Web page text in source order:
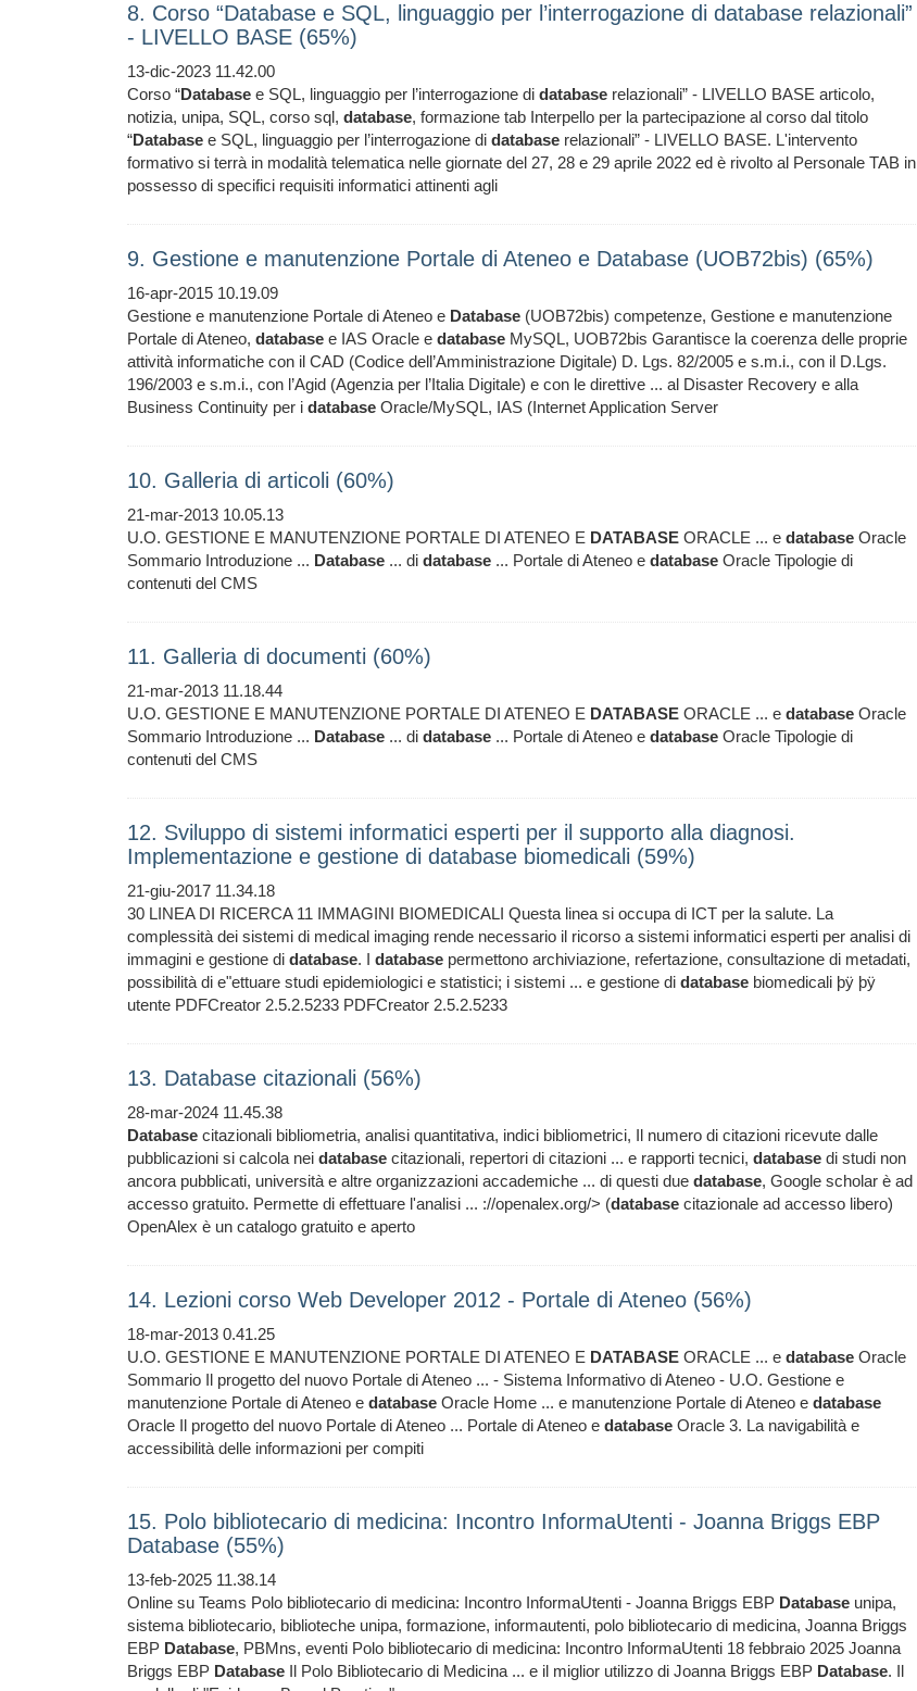
8. Corso “Database e SQL, linguaggio per l’interrogazione di database relazionali”
- LIVELLO BASE (65%)
13-dic-2023 11.42.00
Corso “Database e SQL, linguaggio per l’interrogazione di database relazionali” - LIVELLO BASE articolo,
notizia, unipa, SQL, corso sql, database, formazione tab Interpello per la partecipazione al corso dal titolo
“Database e SQL, linguaggio per l’interrogazione di database relazionali” - LIVELLO BASE. L'intervento
formativo si terrà in modalità telematica nelle giornate del 27, 28 e 29 aprile 2022 ed è rivolto al Personale TAB in
possesso di specifici requisiti informatici attinenti agli
9. Gestione e manutenzione Portale di Ateneo e Database (UOB72bis) (65%)
16-apr-2015 10.19.09
Gestione e manutenzione Portale di Ateneo e Database (UOB72bis) competenze, Gestione e manutenzione
Portale di Ateneo, database e IAS Oracle e database MySQL, UOB72bis Garantisce la coerenza delle proprie
attività informatiche con il CAD (Codice dell’Amministrazione Digitale) D. Lgs. 82/2005 e s.m.i., con il D.Lgs.
196/2003 e s.m.i., con l’Agid (Agenzia per l’Italia Digitale) e con le direttive ... al Disaster Recovery e alla
Business Continuity per i database Oracle/MySQL, IAS (Internet Application Server
10. Galleria di articoli (60%)
21-mar-2013 10.05.13
U.O. GESTIONE E MANUTENZIONE PORTALE DI ATENEO E DATABASE ORACLE ... e database Oracle
Sommario Introduzione ... Database ... di database ... Portale di Ateneo e database Oracle Tipologie di
contenuti del CMS
11. Galleria di documenti (60%)
21-mar-2013 11.18.44
U.O. GESTIONE E MANUTENZIONE PORTALE DI ATENEO E DATABASE ORACLE ... e database Oracle
Sommario Introduzione ... Database ... di database ... Portale di Ateneo e database Oracle Tipologie di
contenuti del CMS
12. Sviluppo di sistemi informatici esperti per il supporto alla diagnosi.
Implementazione e gestione di database biomedicali (59%)
21-giu-2017 11.34.18
30 LINEA DI RICERCA 11 IMMAGINI BIOMEDICALI Questa linea si occupa di ICT per la salute. La
complessità dei sistemi di medical imaging rende necessario il ricorso a sistemi informatici esperti per analisi di
immagini e gestione di database. I database permettono archiviazione, refertazione, consultazione di metadati,
possibilità di e"ettuare studi epidemiologici e statistici; i sistemi ... e gestione di database biomedicali þÿ þÿ
utente PDFCreator 2.5.2.5233 PDFCreator 2.5.2.5233
13. Database citazionali (56%)
28-mar-2024 11.45.38
Database citazionali bibliometria, analisi quantitativa, indici bibliometrici, Il numero di citazioni ricevute dalle
pubblicazioni si calcola nei database citazionali, repertori di citazioni ... e rapporti tecnici, database di studi non
ancora pubblicati, università e altre organizzazioni accademiche ... di questi due database, Google scholar è ad
accesso gratuito. Permette di effettuare l'analisi ... ://openalex.org/> (database citazionale ad accesso libero)
OpenAlex è un catalogo gratuito e aperto
14. Lezioni corso Web Developer 2012 - Portale di Ateneo (56%)
18-mar-2013 0.41.25
U.O. GESTIONE E MANUTENZIONE PORTALE DI ATENEO E DATABASE ORACLE ... e database Oracle
Sommario Il progetto del nuovo Portale di Ateneo ... - Sistema Informativo di Ateneo - U.O. Gestione e
manutenzione Portale di Ateneo e database Oracle Home ... e manutenzione Portale di Ateneo e database
Oracle Il progetto del nuovo Portale di Ateneo ... Portale di Ateneo e database Oracle 3. La navigabilità e
accessibilità delle informazioni per compiti
15. Polo bibliotecario di medicina: Incontro InformaUtenti - Joanna Briggs EBP
Database (55%)
13-feb-2025 11.38.14
Online su Teams Polo bibliotecario di medicina: Incontro InformaUtenti - Joanna Briggs EBP Database unipa,
sistema bibliotecario, biblioteche unipa, formazione, informautenti, polo bibliotecario di medicina, Joanna Briggs
EBP Database, PBMns, eventi Polo bibliotecario di medicina: Incontro InformaUtenti 18 febbraio 2025 Joanna
Briggs EBP Database Il Polo Bibliotecario di Medicina ... e il miglior utilizzo di Joanna Briggs EBP Database. Il